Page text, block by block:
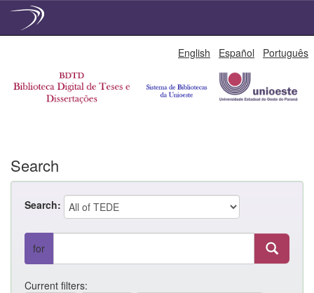
English Español Português
Search
Search:
for
Current filters: